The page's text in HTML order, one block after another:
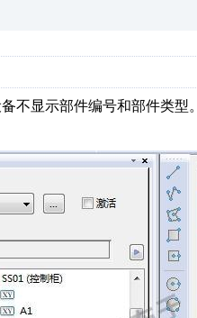
不显示部件编号和部件类型。